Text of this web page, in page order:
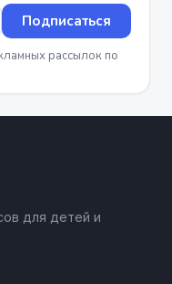
Подписаться
рассылок по
для детей и